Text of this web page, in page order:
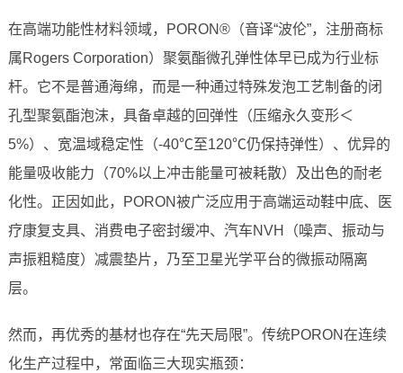
在高端功能性材料领域，PORON®（音译“波伦”，注册商标
属Rogers Corporation）聚氨酯微孔弹性体早已成为行业标
杆。它不是普通海绵，而是一种通过特殊发泡工艺制备的闭
孔型聚氨酯泡沫，具备卓越的回弹性（压缩永久变形＜
5%）、宽温域稳定性（-40℃至120℃仍保持弹性）、优异的
能量吸收能力（70%以上冲击能量可被耗散）及出色的耐老
化性。正因如此，PORON被广泛应用于高端运动鞋中底、医
疗康复支具、消费电子密封缓冲、汽车NVH（噪声、振动与
声振粗糙度）减震垫片，乃至卫星光学平台的微振动隔离
层。
然而，再优秀的基材也存在“先天局限”。传统PORON在连续
化生产过程中，常面临三大现实瓶颈：